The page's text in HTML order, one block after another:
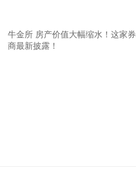
牛金所 房产价值大幅缩水！这家券
商最新披露！